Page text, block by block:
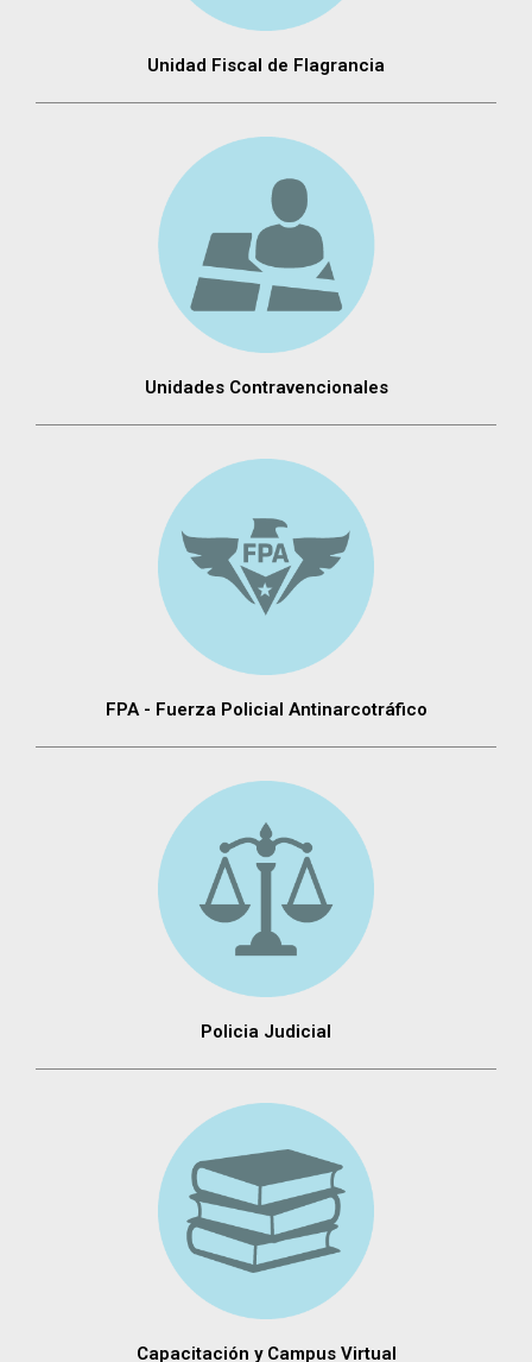
Unidad Fiscal de Flagrancia
Unidades Contravencionales
FPA - Fuerza Policial Antinarcotráfico
Policia Judicial
Capacitación y Campus Virtual